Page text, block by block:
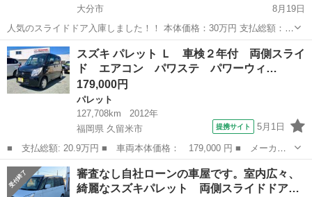
大分市
8月19日
人気のスライドドア入庫しました！！ 本体価格：30万円 支払総額：
35万円 年式：2013年 走行：10.2万km 車検有：2023年9月 修復歴無し
お問い合わせは下記URLよりお申し込み下さい...
大分 大分市 パレット 車両
スズキ パレット Ｌ 車検２年付 両側スライ
ド エアコン パワステ パワーウィ…
179,000円
パレット
127,708km
2012年
福岡県 久留米市
提携サイト 5月1日
■ 支払総額: 20.9万円 ■ 車両本体価格： 179,000 円 ■ メーカー
名： スズキ ■ 車種名： パレット ■ グレード名： Ｌ 車検２
年付 両側スライド エアコン パワステ パワーウィンドウ Ｗエ
アバッグ Ａ...
福岡 久留米市 パレット
審査なし自社ローンの車屋です。室内広々、
綺麗なスズキパレット 両側スライドドア…